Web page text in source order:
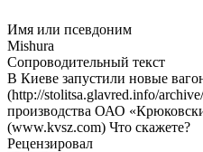
Имя или псевдоним
Mishura
Сопроводительный текст
В Киеве запустили новые
(http://stolitsa.glavred.info/
производства ОАО
(www.kvsz.com) Что скажете?
Рецензировал